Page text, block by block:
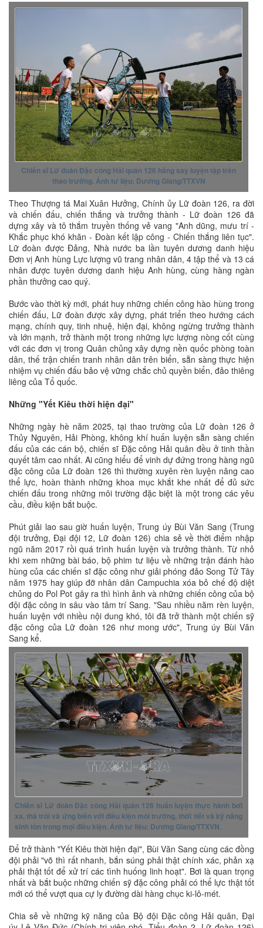
Chiến sĩ Lữ đoàn Đặc công Hải quân 126 hăng say luyện tập trên
thao trường. Ảnh tư liệu: Dương Giang/TTXVN
Theo Thượng tá Mai Xuân Hưởng, Chính ủy Lữ đoàn 126, ra đời
và chiến đấu, chiến thắng và trưởng thành - Lữ đoàn 126 đã
dựng xây và tô thắm truyền thống vẻ vang "Anh dũng, mưu trí -
Khắc phục khó khăn - Đoàn kết lập công - Chiến thắng liên tục".
Lữ đoàn được Đảng, Nhà nước ba lần tuyên dương danh hiệu
Đơn vị Anh hùng Lực lượng vũ trang nhân dân, 4 tập thể và 13 cá
nhân được tuyên dương danh hiệu Anh hùng, cùng hàng ngàn
phần thưởng cao quý.
Bước vào thời kỳ mới, phát huy những chiến công hào hùng trong
chiến đấu, Lữ đoàn được xây dựng, phát triển theo hướng cách
mạng, chính quy, tinh nhuệ, hiện đại, không ngừng trưởng thành
và lớn mạnh, trở thành một trong những lực lượng nòng cốt cùng
với các đơn vị trong Quân chủng xây dựng nền quốc phòng toàn
dân, thế trận chiến tranh nhân dân trên biển, sẵn sàng thực hiện
nhiệm vụ chiến đấu bảo vệ vững chắc chủ quyền biển, đảo thiêng
liêng của Tổ quốc.
Những "Yết Kiêu thời hiện đại"
Những ngày hè năm 2025, tại thao trường của Lữ đoàn 126 ở
Thủy Nguyên, Hải Phòng, không khí huấn luyện sẵn sàng chiến
đấu của các cán bộ, chiến sĩ Đặc công Hải quân đều ở tinh thần
quyết tâm cao nhất. Ai cũng hiểu để vinh dự đứng trong hàng ngũ
đặc công của Lữ đoàn 126 thì thường xuyên rèn luyện nâng cao
thể lực, hoàn thành những khoa mục khắt khe nhất để đủ sức
chiến đấu trong những môi trường đặc biệt là một trong các yêu
cầu, điều kiện bắt buộc.
Phút giải lao sau giờ huấn luyện, Trung úy Bùi Văn Sang (Trung
đội trưởng, Đại đội 12, Lữ đoàn 126) chia sẻ về thời điểm nhập
ngũ năm 2017 rồi quá trình huấn luyện và trưởng thành. Từ nhỏ
khi xem những bài báo, bộ phim tư liệu về những trận đánh hào
hùng của các chiến sĩ đặc công như giải phóng đảo Song Tử Tây
năm 1975 hay giúp đỡ nhân dân Campuchia xóa bỏ chế độ diệt
chủng do Pol Pot gây ra thì hình ảnh và những chiến công của bộ
đội đặc công in sâu vào tâm trí Sang. "Sau nhiều năm rèn luyện,
huấn luyện với nhiều nội dung khó, tôi đã trở thành một chiến sỹ
đặc công của Lữ đoàn 126 như mong ước", Trung úy Bùi Văn
Sang kể.
Chiến sĩ Lữ đoàn Đặc công Hải quân 126 huấn luyện thực hành bơi
xa, thả trôi và ứng biến với điều kiện môi trường, thời tiết và kỹ năng
sinh tồn trong mọi điều kiện. Ảnh tư liệu: Dương Giang/TTXVN.
Để trở thành "Yết Kiêu thời hiện đại", Bùi Văn Sang cùng các đồng
đội phải "võ thì rất nhanh, bắn súng phải thật chính xác, phản xạ
phải thật tốt để xử trí các tình huống linh hoạt". Bơi là quan trọng
nhất và bắt buộc những chiến sỹ đặc công phải có thể lực thật tốt
mới có thể vượt qua cự ly đường dài hàng chục ki-lô-mét.
Chia sẻ về những kỹ năng của Bộ đội Đặc công Hải quân, Đại